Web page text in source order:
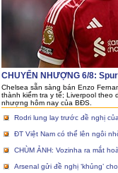
CHUYỂN NHƯỢNG 6/8:
Chelsea sẵn sàng bán Enzo
thành kiểm tra y tế; Liverpool
nhượng hôm nay của BĐS.
Rodri lung lay trước đề nghị
ĐT Việt Nam có thể lên ngôi
CHÙM ẢNH: Vozinha ra mắt
Arsenal gửi đề nghị ‘khủng’